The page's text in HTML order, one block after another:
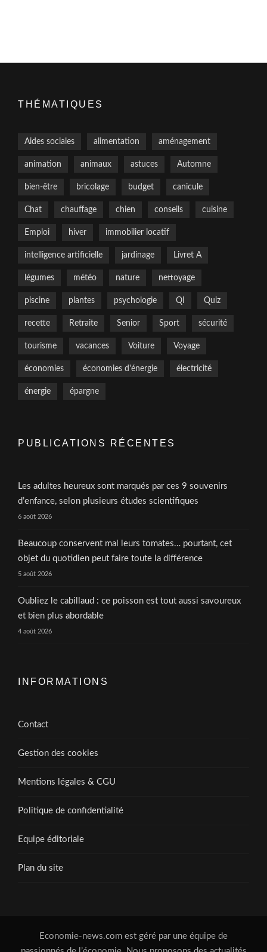
THÉMATIQUES
Aides sociales alimentation aménagement
animation animaux astuces Automne
bien-être bricolage budget canicule
Chat chauffage chien conseils cuisine
Emploi hiver immobilier locatif
intelligence artificielle jardinage Livret A
légumes météo nature nettoyage
piscine plantes psychologie QI Quiz
recette Retraite Senior Sport sécurité
tourisme vacances Voiture Voyage
économies économies d'énergie électricité
énergie épargne
PUBLICATIONS RÉCENTES
Les adultes heureux sont marqués par ces 9 souvenirs
d’enfance, selon plusieurs études scientifiques
6 août 2026
Beaucoup conservent mal leurs tomates… pourtant, cet
objet du quotidien peut faire toute la différence
5 août 2026
Oubliez le cabillaud : ce poisson est tout aussi savoureux
et bien plus abordable
4 août 2026
INFORMATIONS
Contact
Gestion des cookies
Mentions légales & CGU
Politique de confidentialité
Equipe éditoriale
Plan du site
Economie-news.com est géré par une équipe de